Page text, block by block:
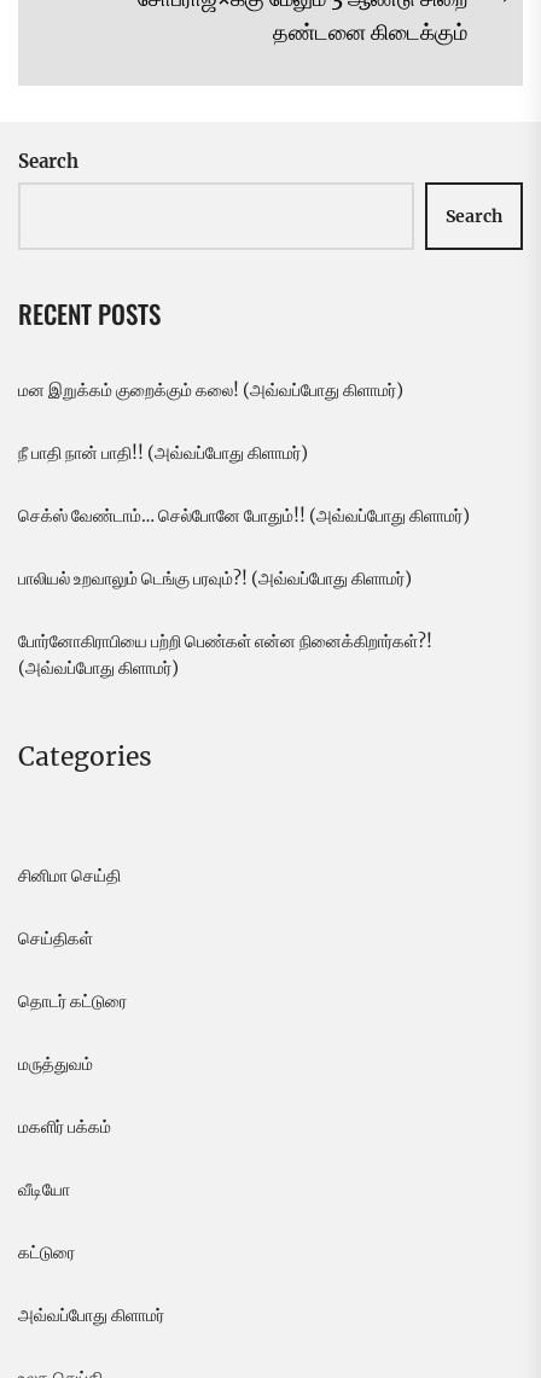
தண்டனை கிடைக்கும்
Search
Search
RECENT POSTS
மன இறுக்கம் குறைக்கும் கலை! (அவ்வப்போது கிளாமர்)
நீ பாதி நான் பாதி!! (அவ்வப்போது கிளாமர்)
செக்ஸ் வேண்டாம்… செல்போனே போதும்!! (அவ்வப்போது கிளாமர்)
பாலியல் உறவாலும் டெங்கு பரவும்?! (அவ்வப்போது கிளாமர்)
போர்னோகிராபியை பற்றி பெண்கள் என்ன நினைக்கிறார்கள்?!
(அவ்வப்போது கிளாமர்)
Categories
சினிமா செய்தி
செய்திகள்
தொடர் கட்டுரை
மருத்துவம்
மகளிர் பக்கம்
வீடியோ
கட்டுரை
அவ்வப்போது கிளாமர்